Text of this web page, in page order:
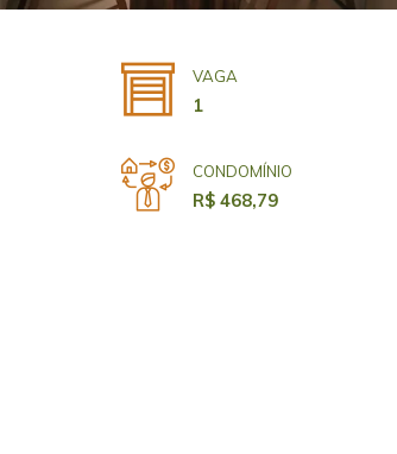
VAGA
1
CONDOMÍNIO
R$ 468,79